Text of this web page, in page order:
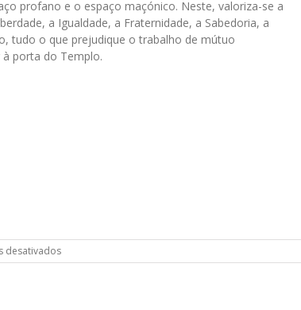
profano e o espaço maçónico. Neste, valoriza-se a
a Igualdade, a Fraternidade, a Sabedoria, a
tudo o que prejudique o trabalho de mútuo
porta do Templo.
desativadosem
Deixar